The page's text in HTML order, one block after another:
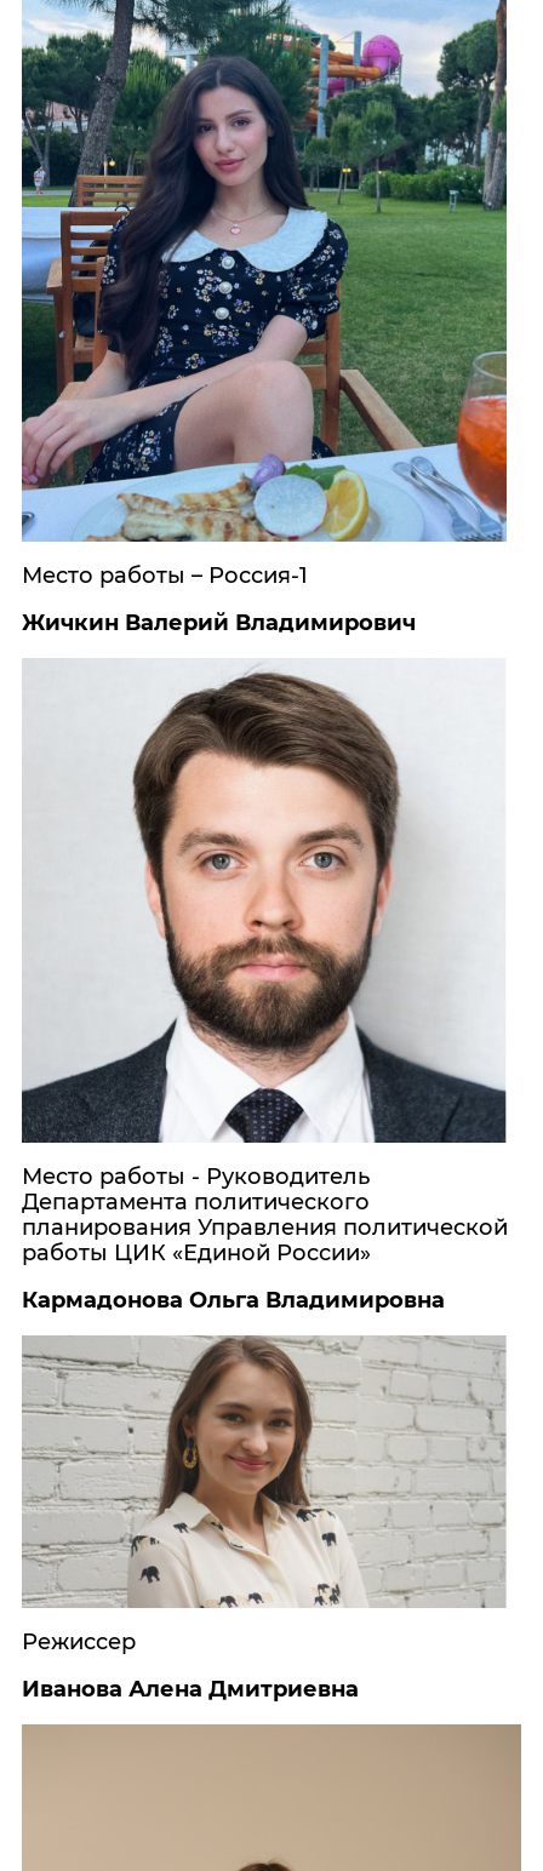
Место работы – Россия-1
Жичкин Валерий Владимирович
Место работы - Руководитель
Департамента политического
планирования Управления политической
работы ЦИК «Единой России»
Кармадонова Ольга Владимировна
Режиссер
Иванова Алена Дмитриевна